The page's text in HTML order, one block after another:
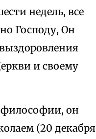
недель, все
Господу, Он
и своему
философии, он
(20 декабря